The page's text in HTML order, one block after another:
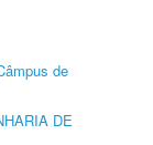
de
DE